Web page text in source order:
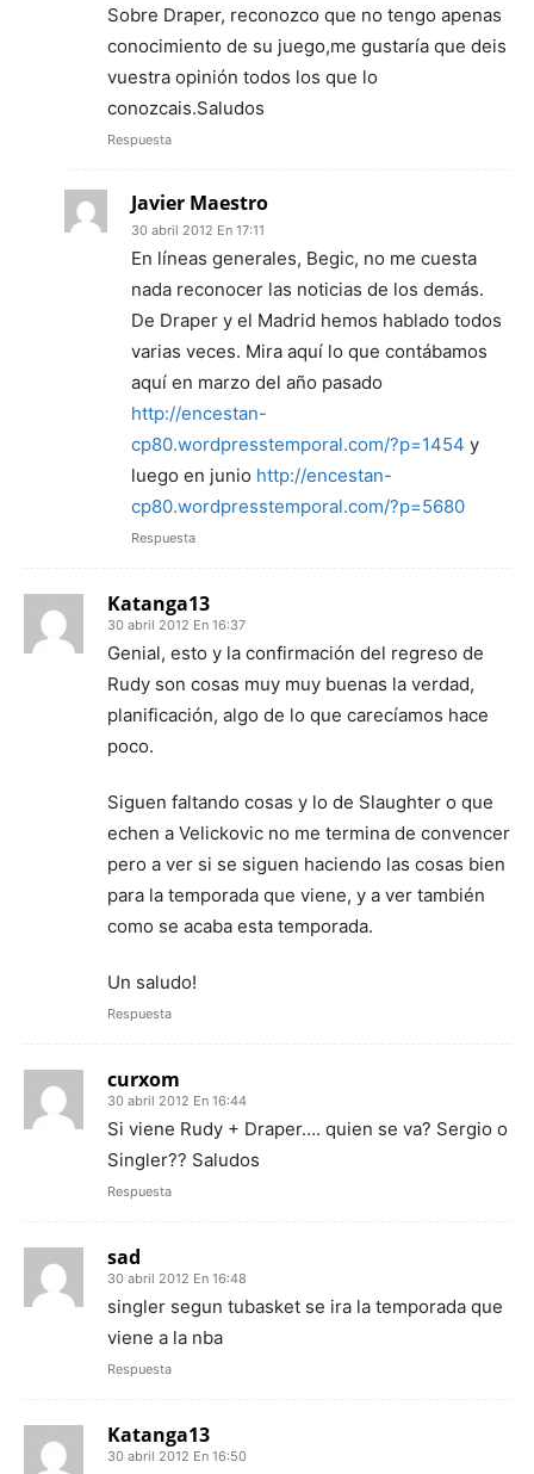
Sobre Draper, reconozco que no tengo apenas
conocimiento de su juego,me gustaría que deis
vuestra opinión todos los que lo
conozcais.Saludos
Respuesta
Javier Maestro
30 abril 2012 En 17:11
En líneas generales, Begic, no me cuesta
nada reconocer las noticias de los demás.
De Draper y el Madrid hemos hablado todos
varias veces. Mira aquí lo que contábamos
aquí en marzo del año pasado
http://encestan-
cp80.wordpresstemporal.com/?p=1454 y
luego en junio http://encestan-
cp80.wordpresstemporal.com/?p=5680
Respuesta
Katanga13
30 abril 2012 En 16:37
Genial, esto y la confirmación del regreso de
Rudy son cosas muy muy buenas la verdad,
planificación, algo de lo que carecíamos hace
poco.
Siguen faltando cosas y lo de Slaughter o que
echen a Velickovic no me termina de convencer
pero a ver si se siguen haciendo las cosas bien
para la temporada que viene, y a ver también
como se acaba esta temporada.
Un saludo!
Respuesta
curxom
30 abril 2012 En 16:44
Si viene Rudy + Draper…. quien se va? Sergio o
Singler?? Saludos
Respuesta
sad
30 abril 2012 En 16:48
singler segun tubasket se ira la temporada que
viene a la nba
Respuesta
Katanga13
30 abril 2012 En 16:50